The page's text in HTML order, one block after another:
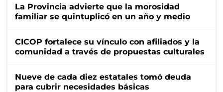
La Provincia advierte que la morosidad
familiar se quintuplicó en un año y medio
CICOP fortalece su vínculo con afiliados y la
comunidad a través de propuestas culturales
Nueve de cada diez estatales tomó deuda
para cubrir necesidades básicas